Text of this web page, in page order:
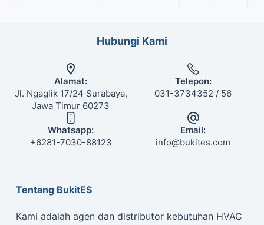
Hubungi Kami
Alamat:
Jl. Ngaglik 17/24 Surabaya,
Jawa Timur 60273
Telepon:
031-3734352 / 56
Whatsapp:
+6281-7030-88123
Email:
info@bukites.com
Tentang BukitES
Kami adalah agen dan distributor kebutuhan HVAC